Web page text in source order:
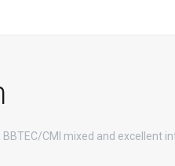
CMI mixed and excellent